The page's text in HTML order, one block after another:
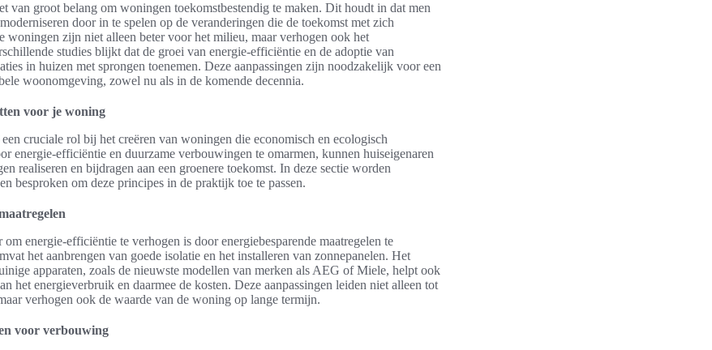
van groot belang om woningen toekomstbestendig te maken. Dit houdt in dat men
door in te spelen op de veranderingen die de toekomst met zich
woningen zijn niet alleen beter voor het milieu, maar verhogen ook het
studies blijkt dat de groei van energie-efficiëntie en de adoptie van
in huizen met sprongen toenemen. Deze aanpassingen zijn noodzakelijk voor een
woonomgeving, zowel nu als in de komende decennia.
voor je woning
cruciale rol bij het creëren van woningen die economisch en ecologisch
energie-efficiëntie en duurzame verbouwingen te omarmen, kunnen huiseigenaren
realiseren en bijdragen aan een groenere toekomst. In deze sectie worden
besproken om deze principes in de praktijk toe te passen.
energie-efficiëntie te verhogen is door energiebesparende maatregelen te
het aanbrengen van goede isolatie en het installeren van zonnepanelen. Het
apparaten, zoals de nieuwste modellen van merken als AEG of Miele, helpt ook
het energieverbruik en daarmee de kosten. Deze aanpassingen leiden niet alleen tot
verhogen ook de waarde van de woning op lange termijn.
voor verbouwing